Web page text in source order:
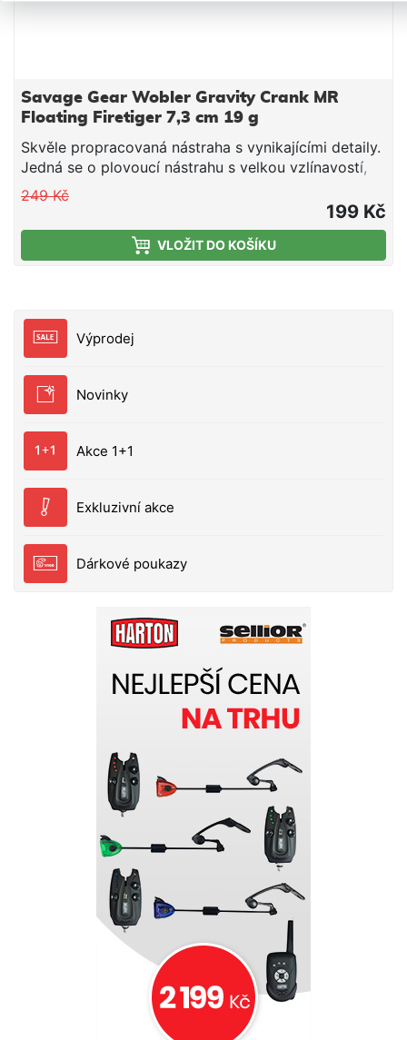
Výprodej
Novinky
Akce 1+1
Exkluzivní akce
Dárkové poukazy
Savage Gear Wobler Gravity Crank MR
Floating Firetiger 7,3 cm 19 g
Skvěle propracovaná nástraha s vynikajícími detaily.
Jedná se o plovoucí nástrahu s velkou vzlínavostí,
takže při zastavení stoupá nahoru. Jinak se
pohybuje ve středních hloubkách a má atraktivní
široce kolébavou akci. Obsahuje vestavěné
chrastítko, které vysílá silný charakteristický zvuk.
Díky systému pro daleké nahazování se s touto
pstruhy, candáty a boleny.
249 Kč
199 Kč
VLOŽIT DO KOŠÍKU